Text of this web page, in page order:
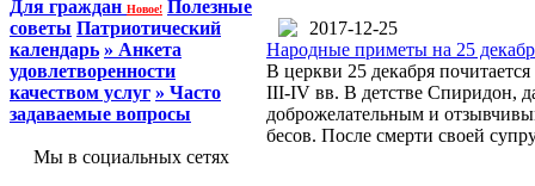
Для граждан Новое! Полезные
советы Патриотический
календарь » Анкета
удовлетворенности
качеством услуг » Часто
задаваемые вопросы
Мы в социальных сетях
2017-12-25
Народные приметы на 25
В церкви 25 декабря
III-IV вв. В детстве Спиридон,
доброжелательным и
бесов. После смерти своей